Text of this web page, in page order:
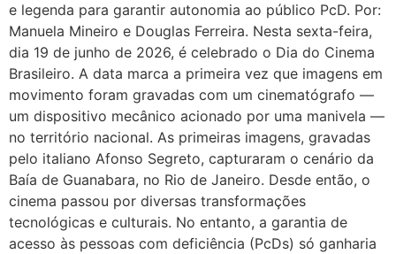
e legenda para garantir autonomia ao público PcD. Por:
Manuela Mineiro e Douglas Ferreira. Nesta sexta-feira,
dia 19 de junho de 2026, é celebrado o Dia do Cinema
Brasileiro. A data marca a primeira vez que imagens em
movimento foram gravadas com um cinematógrafo —
um dispositivo mecânico acionado por uma manivela —
no território nacional. As primeiras imagens, gravadas
pelo italiano Afonso Segreto, capturaram o cenário da
Baía de Guanabara, no Rio de Janeiro. Desde então, o
cinema passou por diversas transformações
tecnológicas e culturais. No entanto, a garantia de
acesso às pessoas com deficiência (PcDs) só ganharia